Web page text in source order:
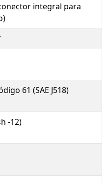
integral para
61 (SAE J518)
-12)